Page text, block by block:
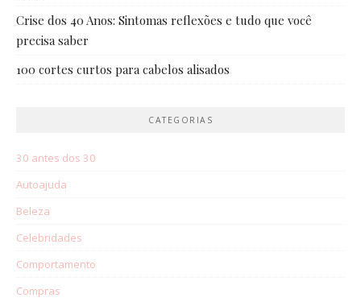
Crise dos 40 Anos: Sintomas reflexões e tudo que você
precisa saber
100 cortes curtos para cabelos alisados
CATEGORIAS
30 antes dos 30
Autoajuda
Beleza
Celebridades
Comportamento
Compras